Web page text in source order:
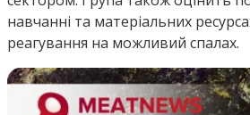
навчанні та матеріальних
реагування на можливий спалах.